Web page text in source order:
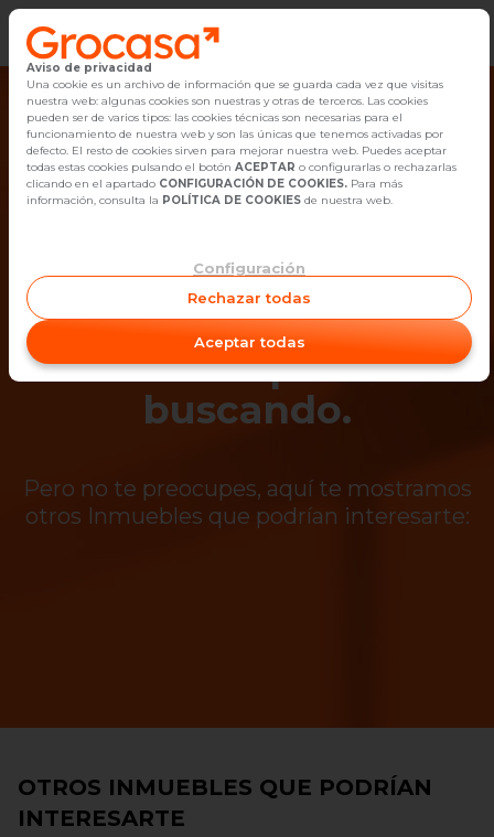
Vender
Buscar Inmuebles
Alquiler
Empleo
Oficinas
Contacto
¡Ups! Ya no está
disponible el
inmueble que estás
buscando.
Pero no te preocupes, aquí te mostramos
otros Inmuebles que podrían interesarte:
OTROS INMUEBLES QUE PODRÍAN
INTERESARTE
Aviso de privacidad
Una cookie es un archivo de información que se guarda cada vez que visitas
nuestra web: algunas cookies son nuestras y otras de terceros. Las cookies
pueden ser de varios tipos: las cookies técnicas son necesarias para el
funcionamiento de nuestra web y son las únicas que tenemos activadas por
defecto. El resto de cookies sirven para mejorar nuestra web. Puedes aceptar
todas estas cookies pulsando el botón ACEPTAR o configurarlas o rechazarlas
clicando en el apartado CONFIGURACIÓN DE COOKIES. Para más
información, consulta la POLÍTICA DE COOKIES de nuestra web.
Configuración
Rechazar todas
Aceptar todas